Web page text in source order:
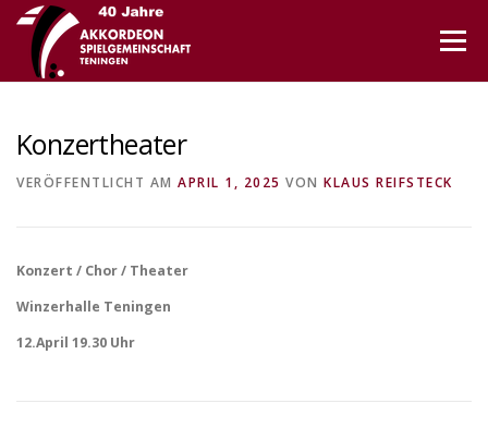
Direkt
zum
Menü
Konzertheater
VERÖFFENTLICHT AM APRIL 1, 2025 VON KLAUS REIFSTECK
Konzert / Chor / Theater
Winzerhalle Teningen
12.April 19.30 Uhr